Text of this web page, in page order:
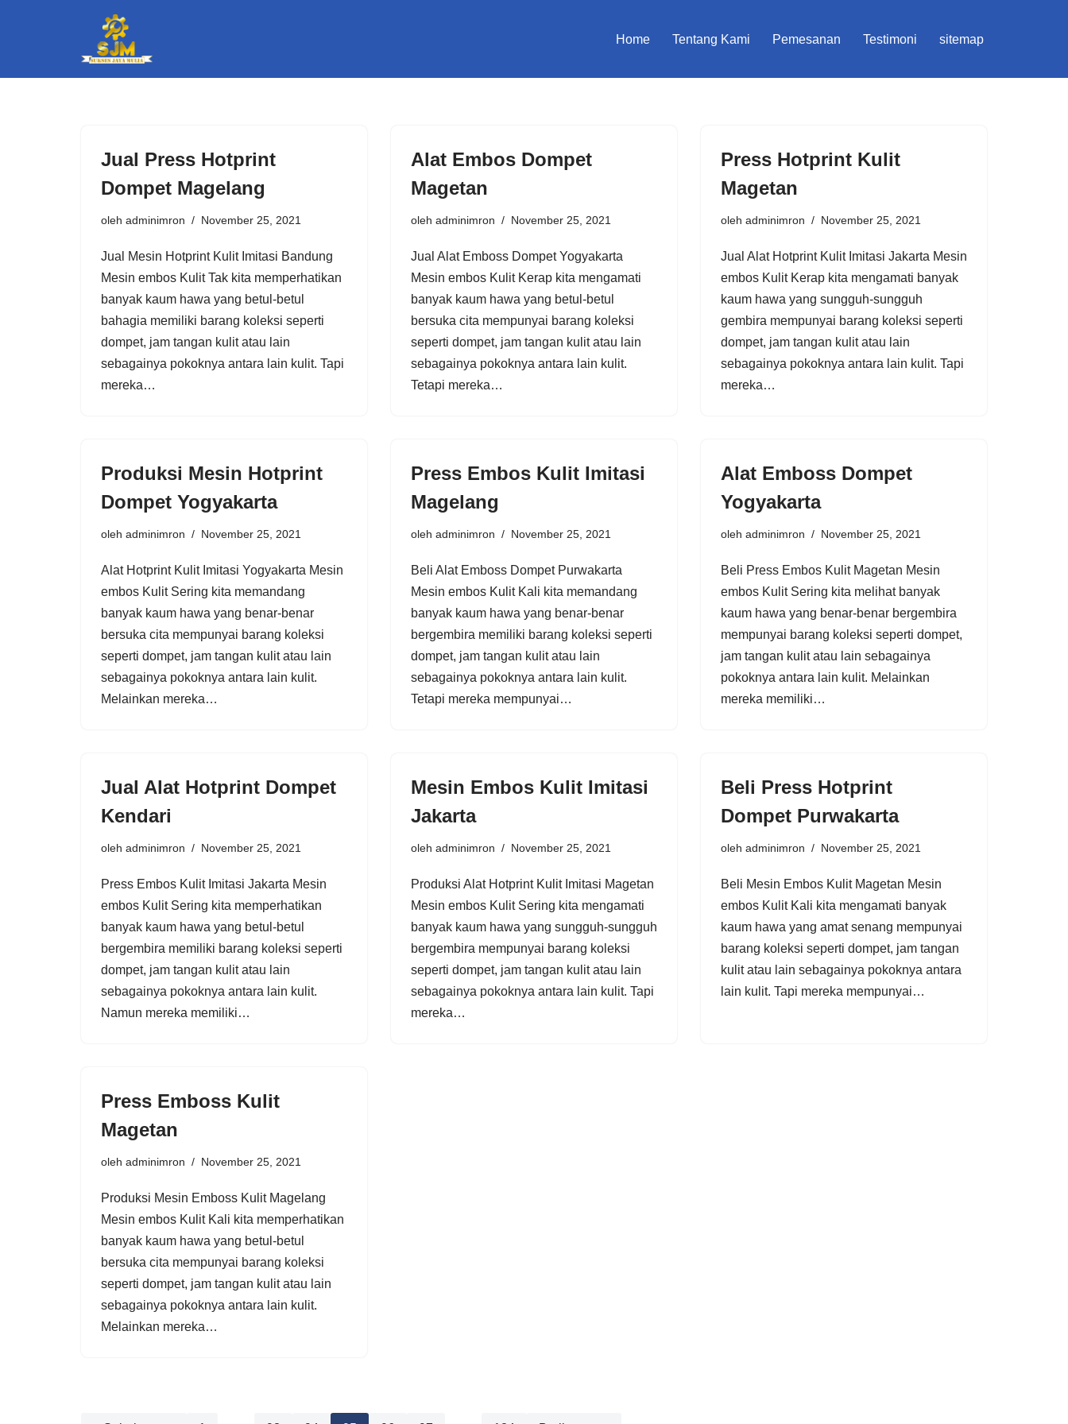
Home Tentang Kami Pemesanan Testimoni sitemap
Jual Press Hotprint
Dompet Magelang
oleh adminimron November 25, 2021
Jual Mesin Hotprint Kulit Imitasi Bandung
Mesin embos Kulit Tak kita memperhatikan
banyak kaum hawa yang betul-betul
bahagia memiliki barang koleksi seperti
dompet, jam tangan kulit atau lain
sebagainya pokoknya antara lain kulit. Tapi
mereka…
Alat Embos Dompet
Magetan
oleh adminimron November 25, 2021
Jual Alat Emboss Dompet Yogyakarta
Mesin embos Kulit Kerap kita mengamati
banyak kaum hawa yang betul-betul
bersuka cita mempunyai barang koleksi
seperti dompet, jam tangan kulit atau lain
sebagainya pokoknya antara lain kulit.
Tetapi mereka…
Press Hotprint Kulit
Magetan
oleh adminimron November 25, 2021
Jual Alat Hotprint Kulit Imitasi Jakarta Mesin
embos Kulit Kerap kita mengamati banyak
kaum hawa yang sungguh-sungguh
gembira mempunyai barang koleksi seperti
dompet, jam tangan kulit atau lain
sebagainya pokoknya antara lain kulit. Tapi
mereka…
Produksi Mesin Hotprint
Dompet Yogyakarta
oleh adminimron November 25, 2021
Alat Hotprint Kulit Imitasi Yogyakarta Mesin
embos Kulit Sering kita memandang
banyak kaum hawa yang benar-benar
bersuka cita mempunyai barang koleksi
seperti dompet, jam tangan kulit atau lain
sebagainya pokoknya antara lain kulit.
Melainkan mereka…
Press Embos Kulit Imitasi
Magelang
oleh adminimron November 25, 2021
Beli Alat Emboss Dompet Purwakarta
Mesin embos Kulit Kali kita memandang
banyak kaum hawa yang benar-benar
bergembira memiliki barang koleksi seperti
dompet, jam tangan kulit atau lain
sebagainya pokoknya antara lain kulit.
Tetapi mereka mempunyai…
Alat Emboss Dompet
Yogyakarta
oleh adminimron November 25, 2021
Beli Press Embos Kulit Magetan Mesin
embos Kulit Sering kita melihat banyak
kaum hawa yang benar-benar bergembira
mempunyai barang koleksi seperti dompet,
jam tangan kulit atau lain sebagainya
pokoknya antara lain kulit. Melainkan
mereka memiliki…
Jual Alat Hotprint Dompet
Kendari
oleh adminimron November 25, 2021
Press Embos Kulit Imitasi Jakarta Mesin
embos Kulit Sering kita memperhatikan
banyak kaum hawa yang betul-betul
bergembira memiliki barang koleksi seperti
dompet, jam tangan kulit atau lain
sebagainya pokoknya antara lain kulit.
Namun mereka memiliki…
Mesin Embos Kulit Imitasi
Jakarta
oleh adminimron November 25, 2021
Produksi Alat Hotprint Kulit Imitasi Magetan
Mesin embos Kulit Sering kita mengamati
banyak kaum hawa yang sungguh-sungguh
bergembira mempunyai barang koleksi
seperti dompet, jam tangan kulit atau lain
sebagainya pokoknya antara lain kulit. Tapi
mereka…
Beli Press Hotprint
Dompet Purwakarta
oleh adminimron November 25, 2021
Beli Mesin Embos Kulit Magetan Mesin
embos Kulit Kali kita mengamati banyak
kaum hawa yang amat senang mempunyai
barang koleksi seperti dompet, jam tangan
kulit atau lain sebagainya pokoknya antara
lain kulit. Tapi mereka mempunyai…
Press Emboss Kulit
Magetan
oleh adminimron November 25, 2021
Produksi Mesin Emboss Kulit Magelang
Mesin embos Kulit Kali kita memperhatikan
banyak kaum hawa yang betul-betul
bersuka cita mempunyai barang koleksi
seperti dompet, jam tangan kulit atau lain
sebagainya pokoknya antara lain kulit.
Melainkan mereka…